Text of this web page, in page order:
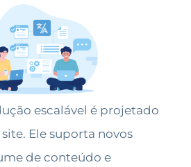
escalável é projetado
Ele suporta novos
de conteúdo e